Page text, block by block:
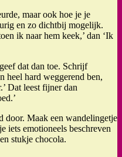
maar ook hoe je je
en zo dichtbij mogelijk.
ik naar hem keek,’ dan ‘Ik
dat dan toe. Schrijf
heel hard weggerend ben,
Dat leest fijner dan
door. Maak een wandelingetje
iets emotioneels beschreven
stukje chocola.